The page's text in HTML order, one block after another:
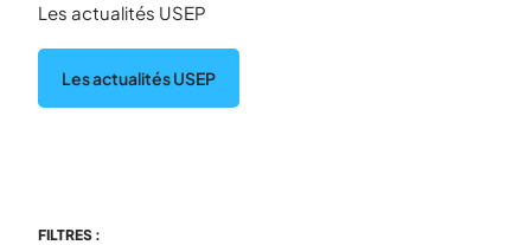
Les actualités USEP
Les actualités USEP
FILTRES :